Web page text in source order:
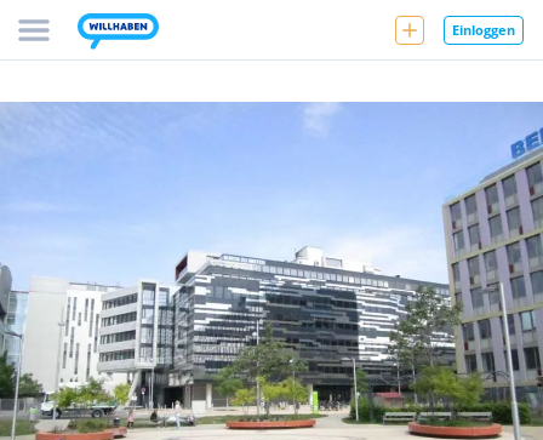
Einloggen